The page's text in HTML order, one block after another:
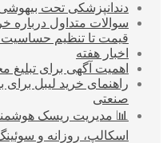
دندانپزشکی تحت
سوالات متداول درباره
قیمت تا تنظیم
اخبار هفته
اهمیت آگهی برای
راهنمای خرید لیبل
صنعتی
📊 مدیریت ریسک
اسکالپ، روزانه و